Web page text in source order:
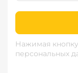
Нажимая
персональных